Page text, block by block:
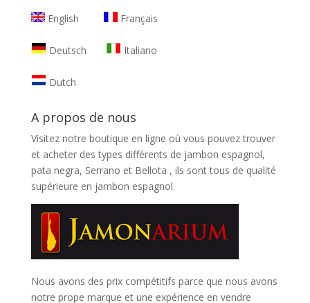
English Français
Deutsch Italiano
Dutch
A propos de nous
Visitez notre boutique en ligne où vous pouvez trouver
et acheter des types différents de jambon espagnol,
pata negra, Serrano et Bellota , ils sont tous de qualité
supérieure en jambon espagnol.
Nous avons des prix compétitifs parce que nous avons
notre prope marque et une expérience en vendre